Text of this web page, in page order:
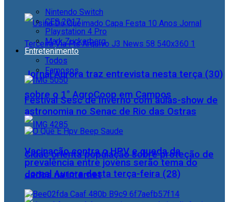
Jornal Aurora traz entrevista nesta terça (30)
sobre o 1° AgroCoop em Campos
Cidac orienta população sobre proteção de
dados na internet
Nintendo Switch
CES 2017
Playstation 4 Pro
Mark Zuckerberg
Entretenimento
Todos
Famosos
Festival Sesc de Inverno com aulas-show de
astronomia no Senac de Rio das Ostras
Vacinação contra o HPV e queda da
prevalência entre jovens serão tema do
Jornal Aurora desta terça-feira (28)